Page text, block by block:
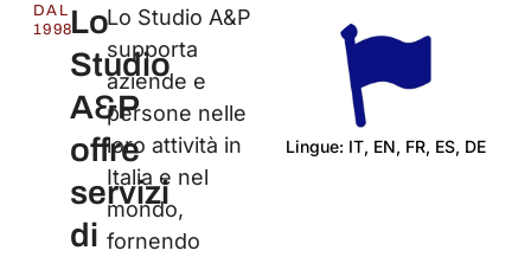
DAL
1998Lo
Studio
A&P
offre
servizi
di
Lo Studio A&P
supporta
aziende e
persone nelle
loro attività in
Italia e nel
mondo,
fornendo
Lingue: IT, EN, FR, ES, DE